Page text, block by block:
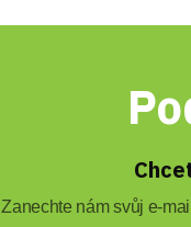
Zanechte nám svůj e-